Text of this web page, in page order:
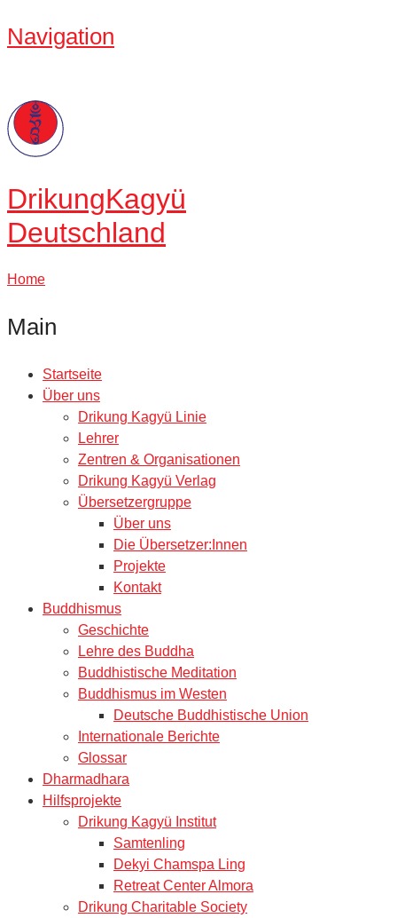
Navigation
DrikungKagyü
Deutschland
Home
Main
Startseite
Über uns
Drikung Kagyü Linie
Lehrer
Zentren & Organisationen
Drikung Kagyü Verlag
Übersetzergruppe
Über uns
Die Übersetzer:Innen
Projekte
Kontakt
Buddhismus
Geschichte
Lehre des Buddha
Buddhistische Meditation
Buddhismus im Westen
Deutsche Buddhistische Union
Internationale Berichte
Glossar
Dharmadhara
Hilfsprojekte
Drikung Kagyü Institut
Samtenling
Dekyi Chamspa Ling
Retreat Center Almora
Drikung Charitable Society